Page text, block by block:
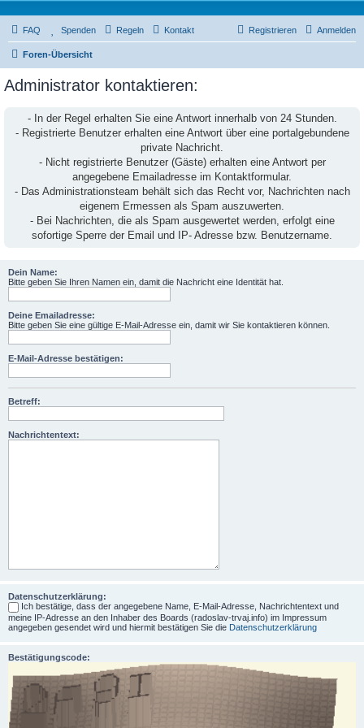
FAQ Spenden Regeln Kontakt Anmelden
Registrieren
Foren-Übersicht
Administrator kontaktieren:
- In der Regel erhalten Sie eine Antwort innerhalb von 24 Stunden.
- Registrierte Benutzer erhalten eine Antwort über eine portalgebundene
private Nachricht.
- Nicht registrierte Benutzer (Gäste) erhalten eine Antwort per
angegebene Emailadresse im Kontaktformular.
- Das Administrationsteam behält sich das Recht vor, Nachrichten nach
eigenem Ermessen als Spam auszuwerten.
- Bei Nachrichten, die als Spam ausgewertet werden, erfolgt eine
sofortige Sperre der Email und IP- Adresse bzw. Benutzername.
Dein Name:
Bitte geben Sie Ihren Namen ein, damit die Nachricht eine Identität hat.
Deine Emailadresse:
Bitte geben Sie eine gültige E-Mail-Adresse ein, damit wir Sie kontaktieren können.
E-Mail-Adresse bestätigen:
Betreff:
Nachrichtentext:
Datenschutzerklärung:
Ich bestätige, dass der angegebene Name, E-Mail-Adresse, Nachrichtentext und
meine IP-Adresse an den Inhaber des Boards (radoslav-trvaj.info) im Impressum
angegeben gesendet wird und hiermit bestätigen Sie die Datenschutzerklärung
Bestätigungscode: